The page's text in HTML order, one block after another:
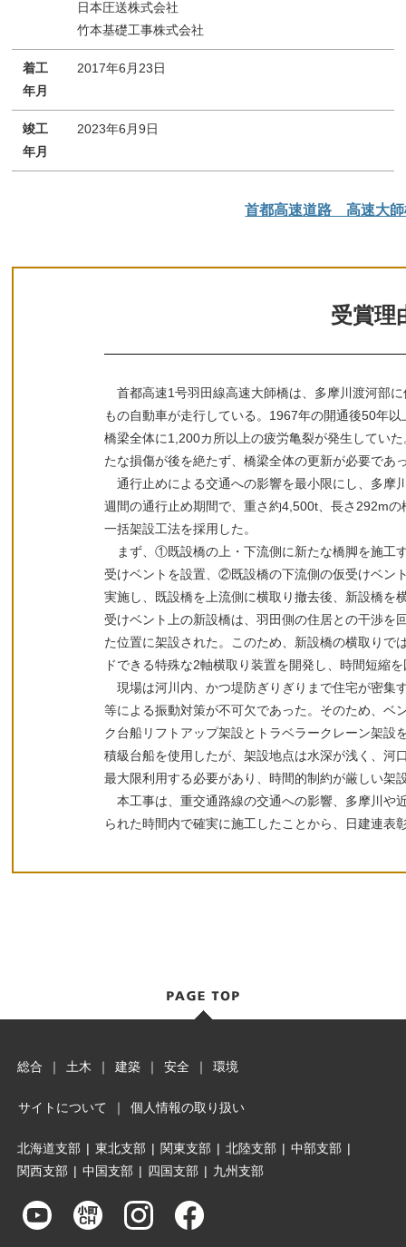
日本圧送株式会社
竹本基礎工事株式会社
着工
年月
2017年6月23日
竣工
年月
2023年6月9日
首都高速道路 高速大師
受賞理
首都高速1号羽田線高速大師橋は、多摩川渡河部
もの自動車が走行している。1967年の開通後50年
橋梁全体に1,200カ所以上の疲労亀裂が発生してい
たな損傷が後を絶たず、橋梁全体の更新が必要であ
通行止めによる交通への影響を最小限にし、多摩
週間の通行止め期間で、重さ約4,500t、長さ292m
一括架設工法を採用した。
まず、①既設橋の上・下流側に新たな橋脚を施工
受けベントを設置、②既設橋の下流側の仮受けベン
実施し、既設橋を上流側に横取り撤去後、新設橋を
受けベント上の新設橋は、羽田側の住居との干渉を
た位置に架設された。このため、新設橋の横取りで
ドできる特殊な2軸横取り装置を開発し、時間短縮
現場は河川内、かつ堤防ぎりぎりまで住宅が密集
等による振動対策が不可欠であった。そのため、ベ
ク台船リフトアップ架設とトラベラークレーン架設
積級台船を使用したが、架設地点は水深が浅く、河
最大限利用する必要があり、時間的制約が厳しい架
本工事は、重交通路線の交通への影響、多摩川や
られた時間内で確実に施工したことから、日建連表
総合 ｜ 土木 ｜ 建築 ｜ 安全 ｜ 環境
サイトについて ｜ 個人情報の取り扱い
北海道支部 | 東北支部 | 関東支部 | 北陸支部 | 中部支部 |
関西支部 | 中国支部 | 四国支部 | 九州支部